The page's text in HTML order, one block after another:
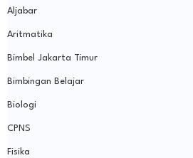
Aljabar
Aritmatika
Bimbel Jakarta Timur
Bimbingan Belajar
Biologi
CPNS
Fisika